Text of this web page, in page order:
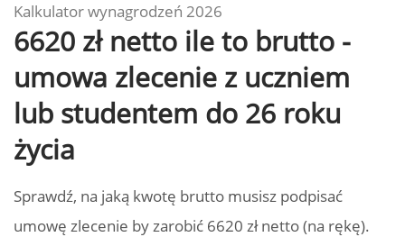
Kalkulator wynagrodzeń 2026
6620 zł netto ile to brutto -
umowa zlecenie z uczniem
lub studentem do 26 roku
życia
Sprawdź, na jaką kwotę brutto musisz podpisać
umowę zlecenie by zarobić 6620 zł netto (na rękę).